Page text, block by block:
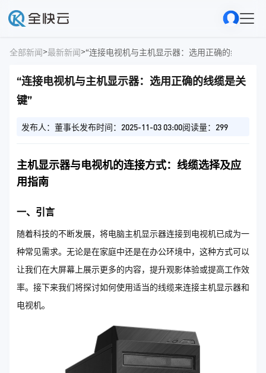
全部新闻>最新新闻>“连接电视机与主机显示器：选用正确的线缆是关
“连接电视机与主机显示器：选用正确的线缆是关
键”
发布人：董事长发布时间：2025-11-03 03:00阅读量：299
主机显示器与电视机的连接方式：线缆选择及应
用指南
一、引言
随着科技的不断发展，将电脑主机显示器连接到电视机已成为一
种常见需求。无论是在家庭中还是在办公环境中，这种方式可以
让我们在大屏幕上展示更多的内容，提升观影体验或提高工作效
率。接下来我们将探讨如何使用适当的线缆来连接主机显示器和
电视机。